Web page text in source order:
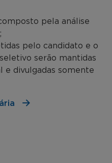
pela análise
pelo candidato e o
serão mantidas
e divulgadas somente